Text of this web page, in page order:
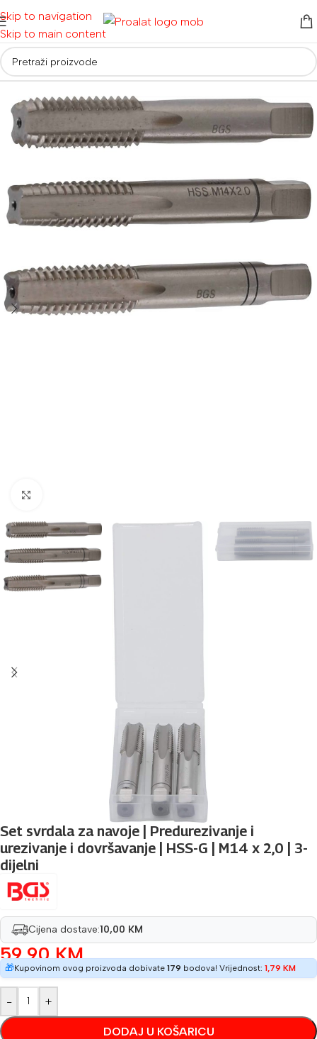
Skip to navigation
Skip to main content
Početna/ Auto i moto oprema
Set svrdala za navoje | Predurezivanje i
urezivanje i dovršavanje | HSS-G | M14 x 2,0 | 3-
dijelni
Cijena dostave:10,00 KM
59,90KM
🎁Kupovinom ovog proizvoda dobivate 179 bodova! Vrijednost: 1,79 KM
- +
DODAJ U KOŠARICU